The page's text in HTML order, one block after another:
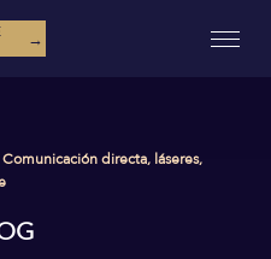
→
directa, láseres,